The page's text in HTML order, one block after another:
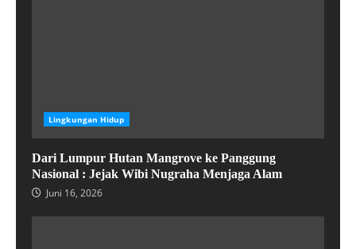
Lingkungan Hidup
Dari Lumpur Hutan Mangrove ke Panggung
Nasional : Jejak Wibi Nugraha Menjaga Alam
Juni 16, 2026